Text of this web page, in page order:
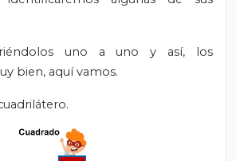
uno a uno y así, los
bien, aquí vamos.